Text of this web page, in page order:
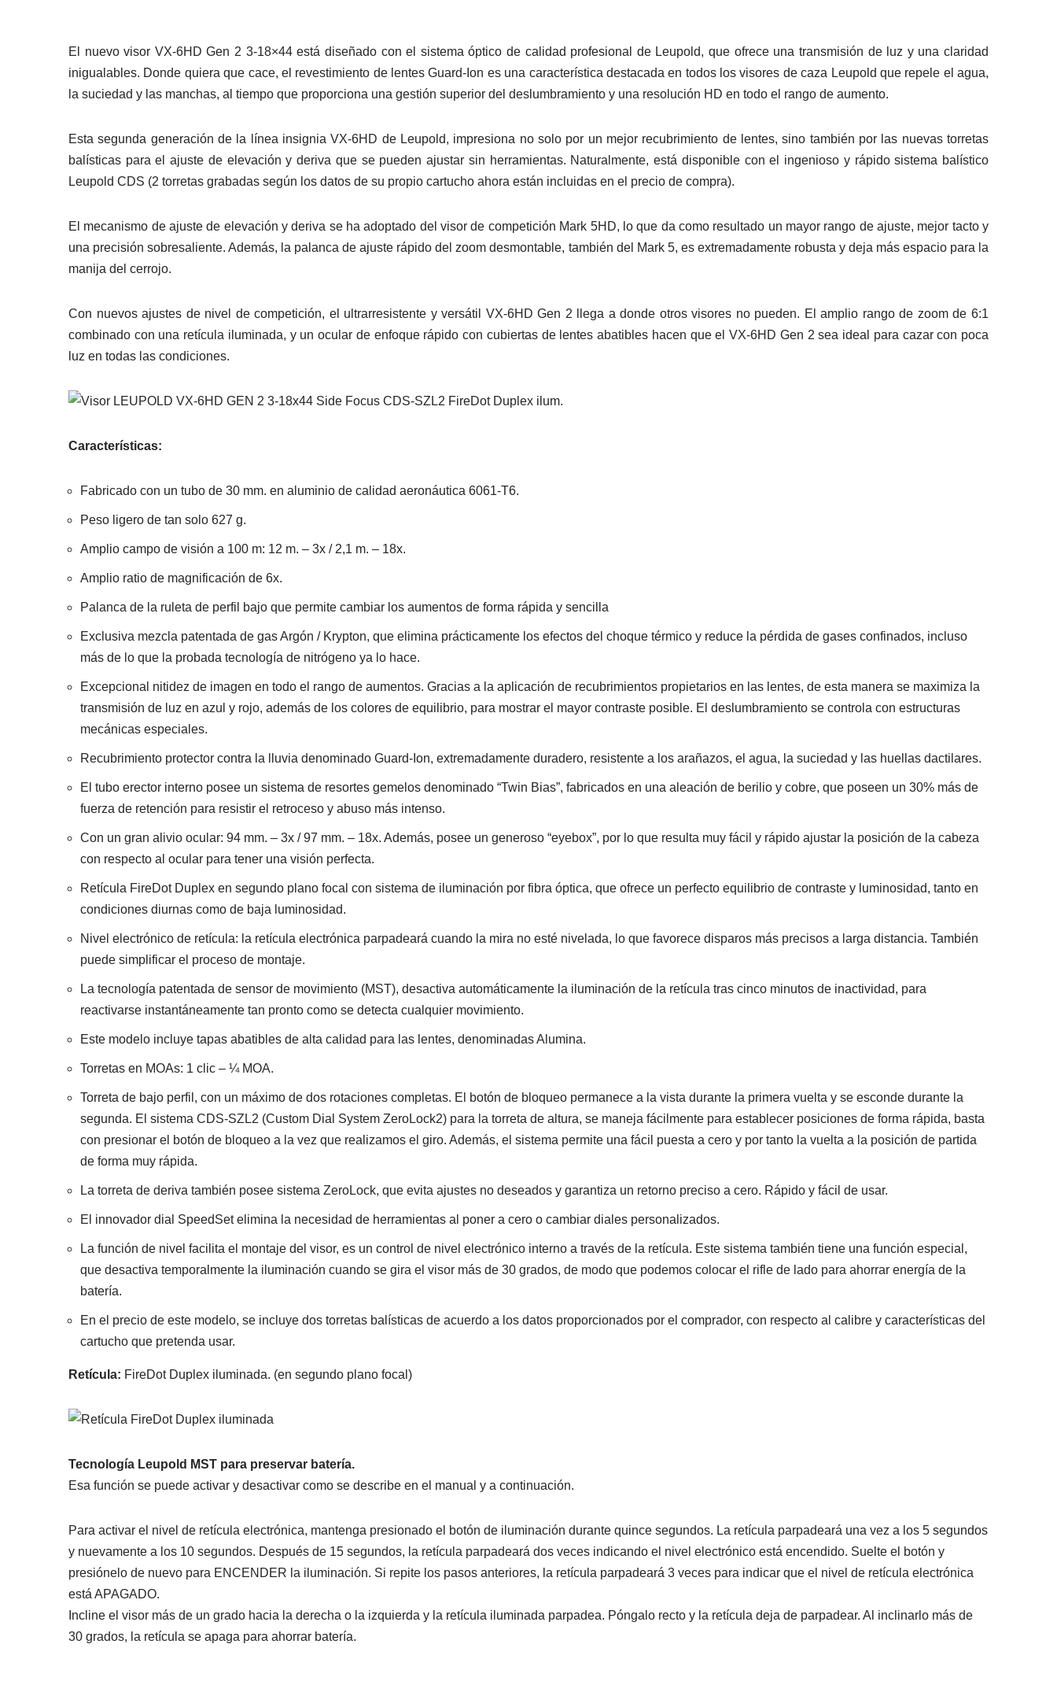
El nuevo visor VX-6HD Gen 2 3-18×44 está diseñado con el sistema óptico de calidad profesional de Leupold, que ofrece una transmisión de luz y una claridad
inigualables. Donde quiera que cace, el revestimiento de lentes Guard-Ion es una característica destacada en todos los visores de caza Leupold que repele el agua,
la suciedad y las manchas, al tiempo que proporciona una gestión superior del deslumbramiento y una resolución HD en todo el rango de aumento.
Esta segunda generación de la línea insignia VX-6HD de Leupold, impresiona no solo por un mejor recubrimiento de lentes, sino también por las nuevas torretas
balísticas para el ajuste de elevación y deriva que se pueden ajustar sin herramientas. Naturalmente, está disponible con el ingenioso y rápido sistema balístico
Leupold CDS (2 torretas grabadas según los datos de su propio cartucho ahora están incluidas en el precio de compra).
El mecanismo de ajuste de elevación y deriva se ha adoptado del visor de competición Mark 5HD, lo que da como resultado un mayor rango de ajuste, mejor tacto y
una precisión sobresaliente. Además, la palanca de ajuste rápido del zoom desmontable, también del Mark 5, es extremadamente robusta y deja más espacio para la
manija del cerrojo.
Con nuevos ajustes de nivel de competición, el ultrarresistente y versátil VX-6HD Gen 2 llega a donde otros visores no pueden. El amplio rango de zoom de 6:1
combinado con una retícula iluminada, y un ocular de enfoque rápido con cubiertas de lentes abatibles hacen que el VX-6HD Gen 2 sea ideal para cazar con poca
luz en todas las condiciones.
Características:
Fabricado con un tubo de 30 mm. en aluminio de calidad aeronáutica 6061-T6.
Peso ligero de tan solo 627 g.
Amplio campo de visión a 100 m: 12 m. – 3x / 2,1 m. – 18x.
Amplio ratio de magnificación de 6x.
Palanca de la ruleta de perfil bajo que permite cambiar los aumentos de forma rápida y sencilla
Exclusiva mezcla patentada de gas Argón / Krypton, que elimina prácticamente los efectos del choque térmico y reduce la pérdida de gases confinados, incluso
más de lo que la probada tecnología de nitrógeno ya lo hace.
Excepcional nitidez de imagen en todo el rango de aumentos. Gracias a la aplicación de recubrimientos propietarios en las lentes, de esta manera se maximiza la
transmisión de luz en azul y rojo, además de los colores de equilibrio, para mostrar el mayor contraste posible. El deslumbramiento se controla con estructuras
mecánicas especiales.
Recubrimiento protector contra la lluvia denominado Guard-Ion, extremadamente duradero, resistente a los arañazos, el agua, la suciedad y las huellas dactilares.
El tubo erector interno posee un sistema de resortes gemelos denominado “Twin Bias”, fabricados en una aleación de berilio y cobre, que poseen un 30% más de
fuerza de retención para resistir el retroceso y abuso más intenso.
Con un gran alivio ocular: 94 mm. – 3x / 97 mm. – 18x. Además, posee un generoso “eyebox”, por lo que resulta muy fácil y rápido ajustar la posición de la cabeza
con respecto al ocular para tener una visión perfecta.
Retícula FireDot Duplex en segundo plano focal con sistema de iluminación por fibra óptica, que ofrece un perfecto equilibrio de contraste y luminosidad, tanto en
condiciones diurnas como de baja luminosidad.
Nivel electrónico de retícula: la retícula electrónica parpadeará cuando la mira no esté nivelada, lo que favorece disparos más precisos a larga distancia. También
puede simplificar el proceso de montaje.
La tecnología patentada de sensor de movimiento (MST), desactiva automáticamente la iluminación de la retícula tras cinco minutos de inactividad, para
reactivarse instantáneamente tan pronto como se detecta cualquier movimiento.
Este modelo incluye tapas abatibles de alta calidad para las lentes, denominadas Alumina.
Torretas en MOAs: 1 clic – ¼ MOA.
Torreta de bajo perfil, con un máximo de dos rotaciones completas. El botón de bloqueo permanece a la vista durante la primera vuelta y se esconde durante la
segunda. El sistema CDS-SZL2 (Custom Dial System ZeroLock2) para la torreta de altura, se maneja fácilmente para establecer posiciones de forma rápida, basta
con presionar el botón de bloqueo a la vez que realizamos el giro. Además, el sistema permite una fácil puesta a cero y por tanto la vuelta a la posición de partida
de forma muy rápida.
La torreta de deriva también posee sistema ZeroLock, que evita ajustes no deseados y garantiza un retorno preciso a cero. Rápido y fácil de usar.
El innovador dial SpeedSet elimina la necesidad de herramientas al poner a cero o cambiar diales personalizados.
La función de nivel facilita el montaje del visor, es un control de nivel electrónico interno a través de la retícula. Este sistema también tiene una función especial,
que desactiva temporalmente la iluminación cuando se gira el visor más de 30 grados, de modo que podemos colocar el rifle de lado para ahorrar energía de la
batería.
En el precio de este modelo, se incluye dos torretas balísticas de acuerdo a los datos proporcionados por el comprador, con respecto al calibre y características del
cartucho que pretenda usar.
Retícula: FireDot Duplex iluminada. (en segundo plano focal)
Tecnología Leupold MST para preservar batería.
Esa función se puede activar y desactivar como se describe en el manual y a continuación.
Para activar el nivel de retícula electrónica, mantenga presionado el botón de iluminación durante quince segundos. La retícula parpadeará una vez a los 5 segundos
y nuevamente a los 10 segundos. Después de 15 segundos, la retícula parpadeará dos veces indicando el nivel electrónico está encendido. Suelte el botón y
presiónelo de nuevo para ENCENDER la iluminación. Si repite los pasos anteriores, la retícula parpadeará 3 veces para indicar que el nivel de retícula electrónica
está APAGADO.
Incline el visor más de un grado hacia la derecha o la izquierda y la retícula iluminada parpadea. Póngalo recto y la retícula deja de parpadear. Al inclinarlo más de
30 grados, la retícula se apaga para ahorrar batería.